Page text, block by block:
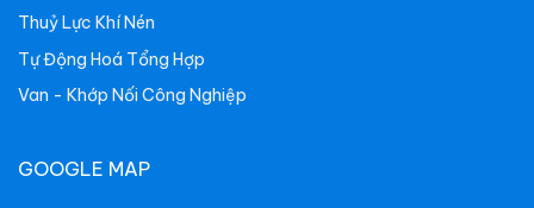
Thuỷ Lực Khí Nén
Tự Động Hoá Tổng Hợp
Van - Khớp Nối Công Nghiệp
GOOGLE MAP